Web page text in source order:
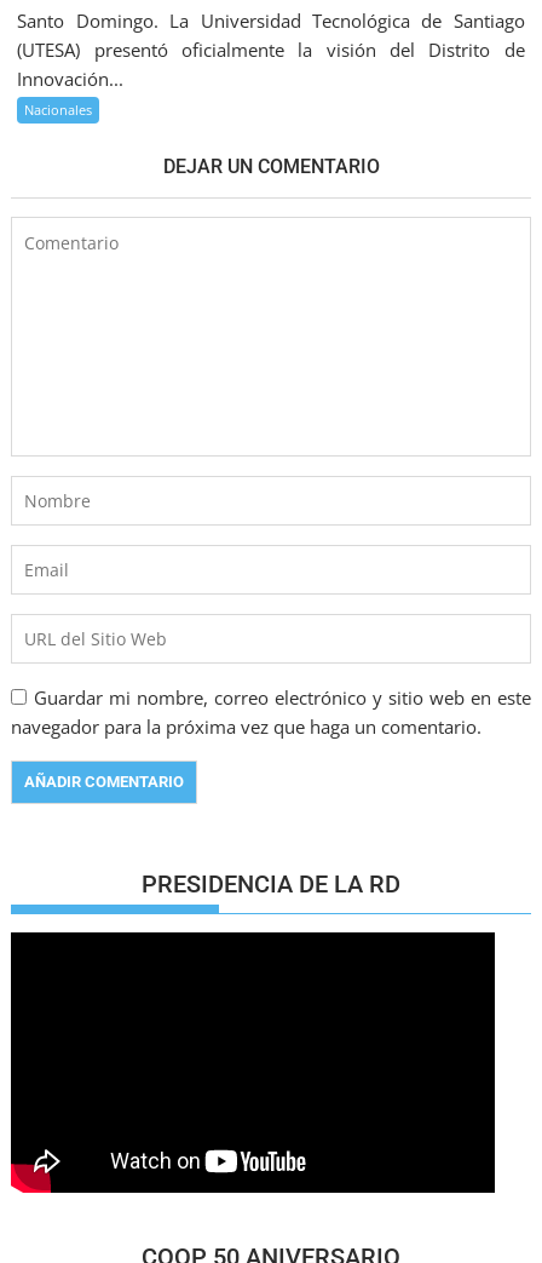
Santo Domingo. La Universidad Tecnológica de Santiago
(UTESA) presentó oficialmente la visión del Distrito de
Innovación...
Nacionales
DEJAR UN COMENTARIO
Guardar mi nombre, correo electrónico y sitio web en este
navegador para la próxima vez que haga un comentario.
PRESIDENCIA DE LA RD
COOP 50 ANIVERSARIO